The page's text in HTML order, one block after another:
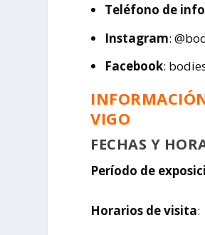
Teléfono de
Instagram:
Facebook:
VIGO
FECHAS Y
Período de
Horarios de visita: